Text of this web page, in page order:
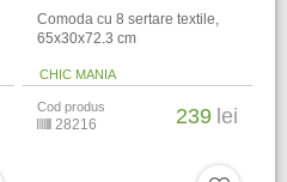
Comoda cu 8 sertare textile,
65x30x72.3 cm
CHIC MANIA
Cod produs
28216 239 lei